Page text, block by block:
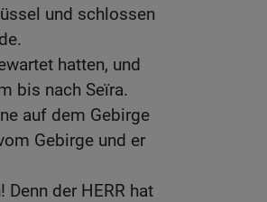
und schlossen
hatten, und
bis nach Seïra.
auf dem Gebirge
Gebirge und er
der HERR hat